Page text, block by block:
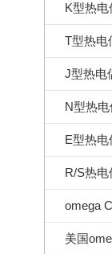
美国